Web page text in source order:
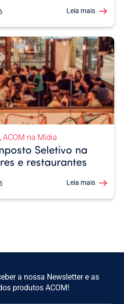
Leia mais
,ACOM na Mídia
Seletivo na
e restaurantes
Leia mais
a nossa Newsletter e as
produtos ACOM!